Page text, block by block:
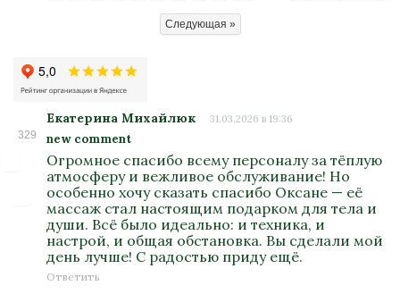
Следующая »
329
Екатерина Михайлюк 31.03.2026 в 19:36
new comment
Огромное спасибо всему персоналу за тёплую
атмосферу и вежливое обслуживание! Но
особенно хочу сказать спасибо Оксане — её
массаж стал настоящим подарком для тела и
души. Всё было идеально: и техника, и
настрой, и общая обстановка. Вы сделали мой
день лучше! С радостью приду ещё.
Ответить